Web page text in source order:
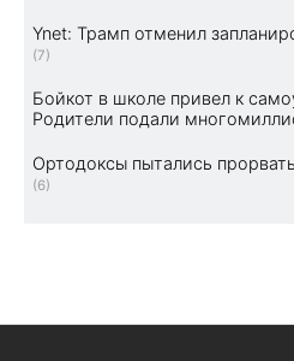
Ynet: Трамп отменил
(7)
Бойкот в школе привел к
Родители подали
Ортодоксы пытались
(6)